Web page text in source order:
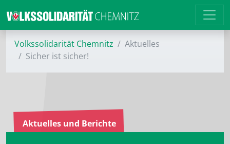
Volkssolidarität Chemnitz
Aktuelles
Sicher ist sicher!
Aktuelles und Berichte